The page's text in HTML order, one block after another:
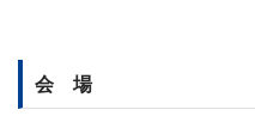
会 場